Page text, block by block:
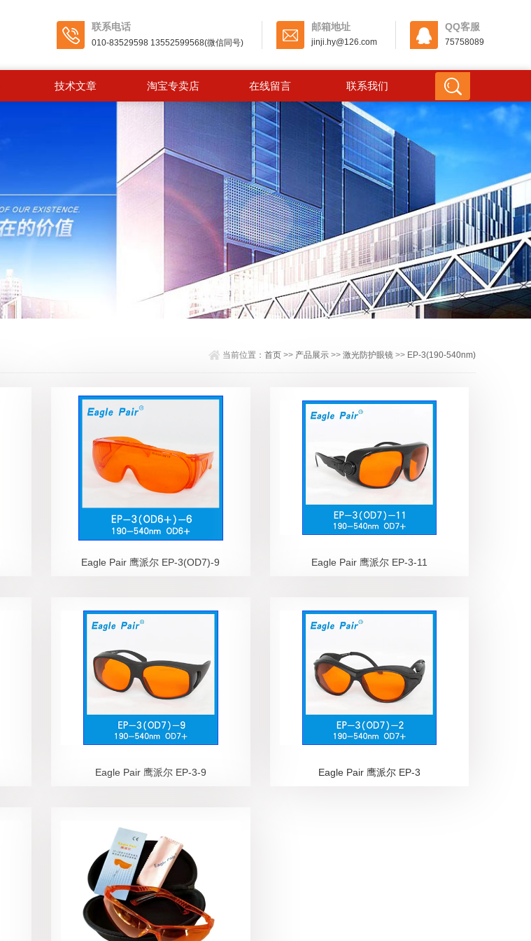
联系电话
010-83529598 13552599568(微信同号)
邮箱地址
jinji.hy@126.com
QQ客服
75758089
技术文章 淘宝专卖店 在线留言 联系我们
当前位置： 首页>> 产品展示>> 激光防护眼镜>> EP-3(190-540nm)
Eagle Pair 鹰派尔 EP-3(OD7)-9 Eagle Pair 鹰派尔 EP-3-11
Eagle Pair 鹰派尔 EP-3-9 Eagle Pair 鹰派尔 EP-3